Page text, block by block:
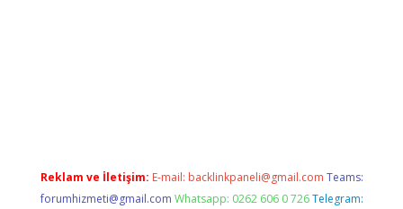
Reklam ve İletişim: E-mail: backlinkpaneli@gmail.com Teams:
forumhizmeti@gmail.com Whatsapp: 0262 606 0 726 Telegram: